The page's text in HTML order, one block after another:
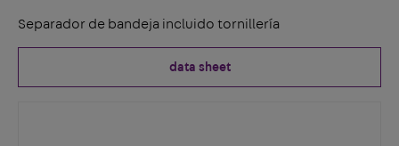
Separador de bandeja incluido tornillería
data sheet